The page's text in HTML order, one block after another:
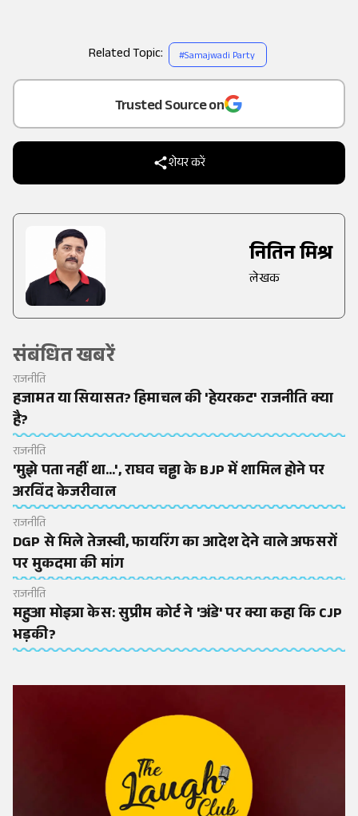
as a
Trusted Source on
शेयर करें
नितिन मिश्र
लेखक
संबंधित खबरें
राजनीति
हजामत या सियासत? हिमाचल की 'हेयरकट' राजनीति क्या
है?
राजनीति
'मुझे पता नहीं था...', राघव चड्ढा के BJP में शामिल होने पर
अरविंद केजरीवाल
राजनीति
DGP से मिले तेजस्वी, फायरिंग का आदेश देने वाले अफसरों
पर मुकदमा की मांग
राजनीति
महुआ मोइत्रा केस: सुप्रीम कोर्ट ने 'अंडे' पर क्या कहा कि CJP
भड़की?
Related Topic: #Samajwadi Party